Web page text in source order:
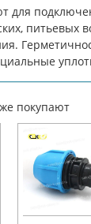
для
питьевых
покупают